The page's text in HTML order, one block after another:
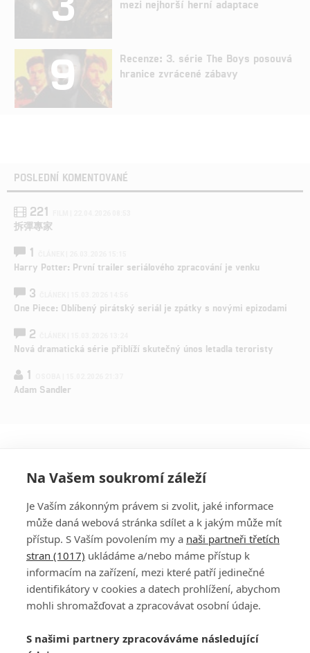
mezi nejhorší herní adaptace
9
Recenze: 3. série The Boys posouvá
hranice zvrácené zábavy
POSLEDNÍ KOMENTOVANÉ
221
拆彈專家
1
Harry Potter: První trailer seriálového zpracování je venku
3
One Piece: Oblíbený pirátský seriál je zpátky s novými epizodami
2
Nová dramatická série přiblíží skutečný únos letadla teroristy
1
Adam Sandler
PŘIHLÁSIT
REGISTROVAT
DISKUZE
Šéfredaktorkou webu jePetr Slavík, e-mailserialy@fandimefilmu.cz
Na Vašem soukromí záleží
Je Vaším zákonným právem si zvolit, jaké informace
může daná webová stránka sdílet a k jakým může mít
přístup. S Vaším povolením my a naši partneři třetích
stran (1017) ukládáme a/nebo máme přístup k
informacím na zařízení, mezi které patří jedinečné
identifikátory v cookies a datech prohlížení, abychom
mohli shromažďovat a zpracovávat osobní údaje.
S našimi partnery zpracováváme následující